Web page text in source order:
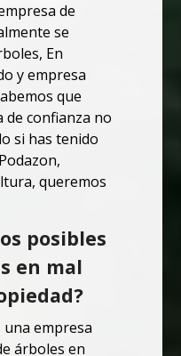
de
se
En
y empresa
que
confianza no
si has tenido
queremos
posibles
en mal
una empresa
árboles en